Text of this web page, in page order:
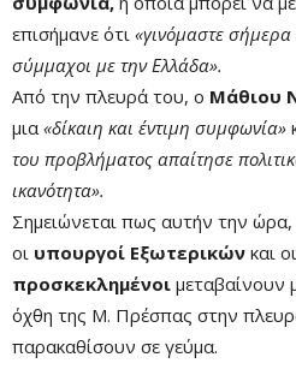
επισήμανε ότι «γινόμαστε σήμερα
σύμμαχοι με την Ελλάδα».
Από την πλευρά του, ο Μάθιου
μια «δίκαιη και έντιμη συμφωνία»
του προβλήματος απαίτησε
ικανότητα».
Σημειώνεται πως αυτήν την ώρα,
οι υπουργοί Εξωτερικών και
προσκεκλημένοι μεταβαίνουν
όχθη της Μ. Πρέσπας στην
παρακαθίσουν σε γεύμα.